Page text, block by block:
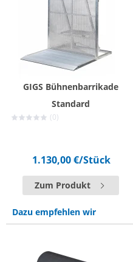
GIGS Bühnenbarrikade
Standard
(0)
1.130,00 €/Stück
Zum Produkt
Dazu empfehlen wir